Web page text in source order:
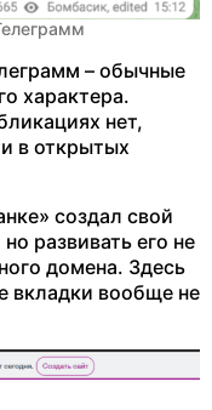
– обычные
характера.
нет,
в открытых
создал свой
развивать его не
домена. Здесь
вкладки вообще не